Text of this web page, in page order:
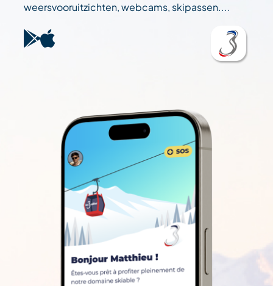
weersvooruitzichten, webcams, skipassen....